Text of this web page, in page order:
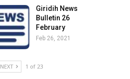
Giridih News
Bulletin 26
February
Feb 26, 2021
NEXT 1 of 23